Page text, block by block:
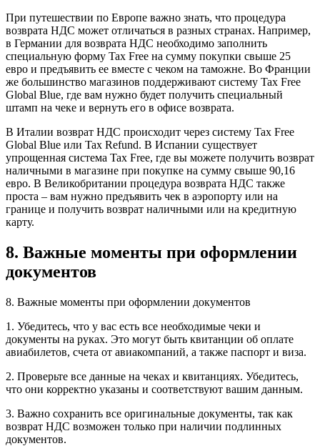
При путешествии по Европе важно знать, что процедура
возврата НДС может отличаться в разных странах. Например,
в Германии для возврата НДС необходимо заполнить
специальную форму Tax Free на сумму покупки свыше 25
евро и предъявить ее вместе с чеком на таможне. Во Франции
же большинство магазинов поддерживают систему Tax Free
Global Blue, где вам нужно будет получить специальный
штамп на чеке и вернуть его в офисе возврата.
В Италии возврат НДС происходит через систему Tax Free
Global Blue или Tax Refund. В Испании существует
упрощенная система Tax Free, где вы можете получить возврат
наличными в магазине при покупке на сумму свыше 90,16
евро. В Великобритании процедура возврата НДС также
проста – вам нужно предъявить чек в аэропорту или на
границе и получить возврат наличными или на кредитную
карту.
8. Важные моменты при оформлении
документов
8. Важные моменты при оформлении документов
1. Убедитесь, что у вас есть все необходимые чеки и
документы на руках. Это могут быть квитанции об оплате
авиабилетов, счета от авиакомпаний, а также паспорт и виза.
2. Проверьте все данные на чеках и квитанциях. Убедитесь,
что они корректно указаны и соответствуют вашим данным.
3. Важно сохранить все оригинальные документы, так как
возврат НДС возможен только при наличии подлинных
документов.